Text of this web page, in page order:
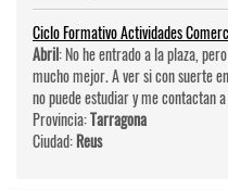
Ciclo Formativo Actividades
Abril: No he entrado a la plaza,
mucho mejor. A ver si con suerte
no puede estudiar y me contactan
Provincia:Tarragona
Ciudad:Reus